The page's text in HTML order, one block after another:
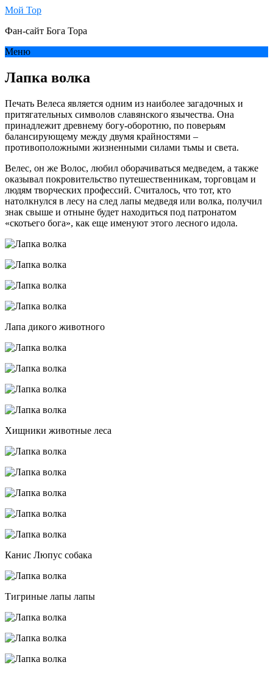
Мой Тор
Фан-сайт Бога Тора
Меню
Лапка волка
Печать Велеса является одним из наиболее загадочных и
притягательных символов славянского язычества. Она
принадлежит древнему богу-оборотню, по поверьям
балансирующему между двумя крайностями –
противоположными жизненными силами тьмы и света.
Велес, он же Волос, любил оборачиваться медведем, а также
оказывал покровительство путешественникам, торговцам и
людям творческих профессий. Считалось, что тот, кто
натолкнулся в лесу на след лапы медведя или волка, получил
знак свыше и отныне будет находиться под патронатом
«скотьего бога», как еще именуют этого лесного идола.
Лапа дикого животного
Хищники животные леса
Канис Люпус собака
Тигриные лапы лапы